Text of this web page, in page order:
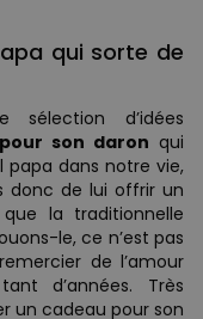
qui sorte de
sélection d’idées
son daron qui
papa dans notre vie,
donc de lui offrir un
la traditionnelle
le, ce n’est pas
de l’amour
d’années. Très
un cadeau pour son